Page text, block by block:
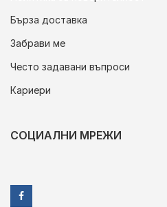
Бърза доставка
Забрави ме
Често задавани въпроси
Кариери
СОЦИАЛНИ МРЕЖИ